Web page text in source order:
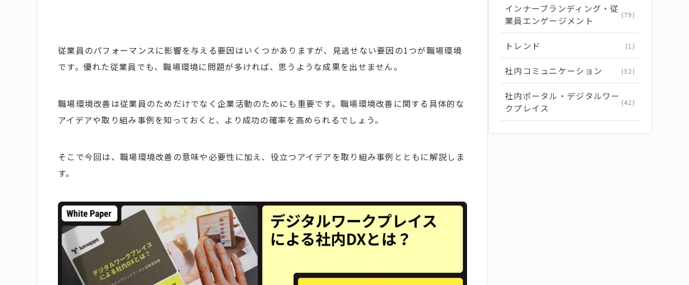
従業員のパフォーマンスに影響を与える要因はいくつかありますが、見逃せない要因の1つが職場環境
です。優れた従業員でも、職場環境に問題が多ければ、思うような成果を出せません。
職場環境改善は従業員のためだけでなく企業活動のためにも重要です。職場環境改善に関する具体的な
アイデアや取り組み事例を知っておくと、より成功の確率を高められるでしょう。
そこで今回は、職場環境改善の意味や必要性に加え、役立つアイデアを取り組み事例とともに解説しま
す。
インナーブランディング・従
業員エンゲージメント
(79)
トレンド (1)
社内コミュニケーション (52)
社内ポータル・デジタルワー
クプレイス
(42)